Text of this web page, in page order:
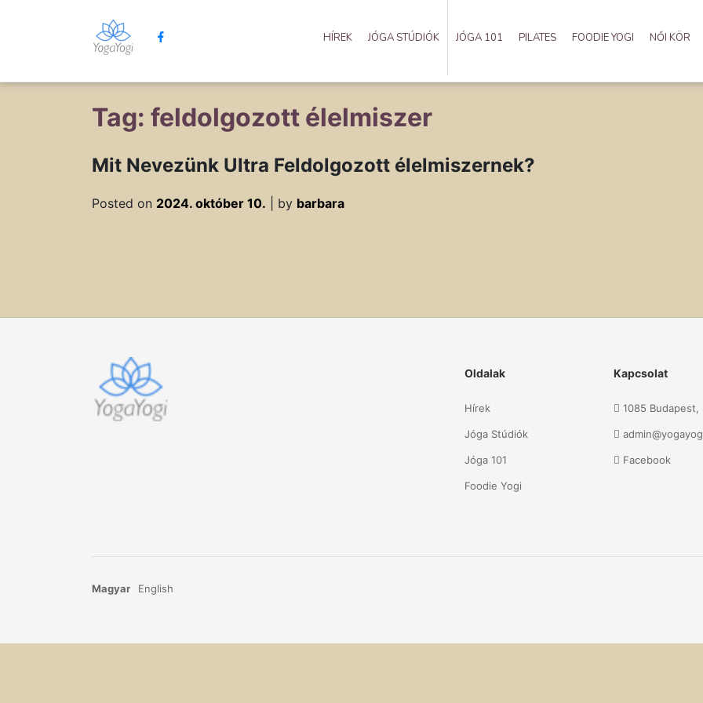
HÍREK JÓGA STÚDIÓK JÓGA 101 PILATES FOODIE YOGI NŐI KÖR
Tag: feldolgozott élelmiszer
Mit Nevezünk Ultra Feldolgozott élelmiszernek?
Posted on 2024. október 10. by barbara
Oldalak
Hírek
Jóga Stúdiók
Jóga 101
Foodie Yogi
Kapcsolat
1085 Budapest,
Facebook
Magyar English